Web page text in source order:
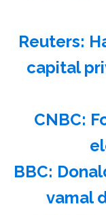
Reuters:
capital
CNBC:
BBC:
vamal